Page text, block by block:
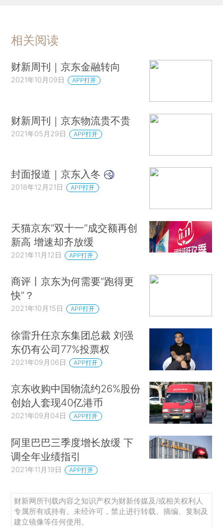
相关阅读
财新周刊｜京东金融转向
2021年10月09日 APP打开
财新周刊｜京东物流贵不贵
2021年05月29日 APP打开
封面报道｜京东入冬
2018年12月21日 APP打开
天猫京东“双十一”成交额再创
新高 增速却齐放缓
2021年11月12日 APP打开
商评丨京东为何需要“跑得更
快”？
2021年10月15日 APP打开
徐雷升任京东集团总裁 刘强
东仍有公司77%投票权
2021年09月06日 APP打开
京东收购中国物流约26%股份
创始人套现40亿港币
2021年09月04日 APP打开
阿里巴巴三季度增长放缓 下
调全年业绩指引
2021年11月19日 APP打开
财新网所刊载内容之知识产权为财新传媒及/或相关权利人
专属所有或持有。未经许可，禁止进行转载、摘编、复制及
建立镜像等任何使用。